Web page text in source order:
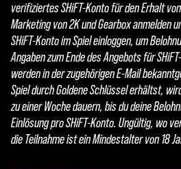
verifiziertes SHiFT-Konto für den Erhalt
Marketing von 2K und Gearbox anmelden
SHiFT-Konto im Spiel einloggen, um
Angaben zum Ende des Angebots für
werden in der zugehörigen E-Mail
Spiel durch Goldene Schlüssel erhältst,
zu einer Woche dauern, bis du deine
Einlösung pro SHiFT-Konto. Ungültig, wo
die Teilnahme ist ein Mindestalter von 18